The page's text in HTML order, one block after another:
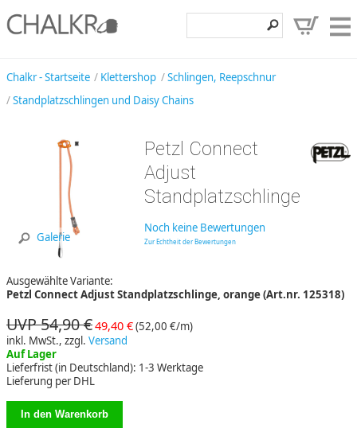
Klettershop
Angebote
Hilfe, Kontakt
Kundenbereich
Chalkr - Startseite Klettershop
Schlingen, Reepschnur
Standplatzschlingen und Daisy Chains
Galerie
Petzl Connect
Adjust
Standplatzschlinge
Noch keine Bewertungen
Zur Echtheit der Bewertungen
Ausgewählte Variante:
Petzl Connect Adjust Standplatzschlinge, orange (Art.nr. 125318)
UVP 54,90 €49,40 €(52,00 €/m)
inkl. MwSt., zzgl. Versand
Auf Lager
Lieferfrist (in Deutschland): 1-3 Werktage
Lieferung per DHL